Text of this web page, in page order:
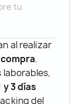
tu
al realizar
.
laborables,
y 3 días
del